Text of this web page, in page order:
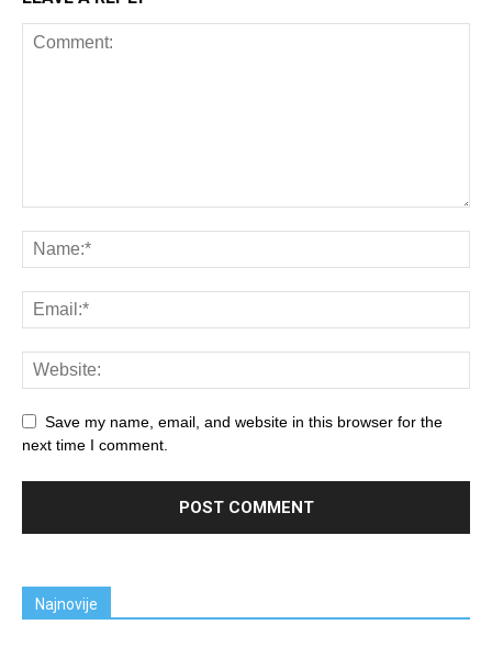
Save my name, email, and website in this browser for the
next time I comment.
Najnovije